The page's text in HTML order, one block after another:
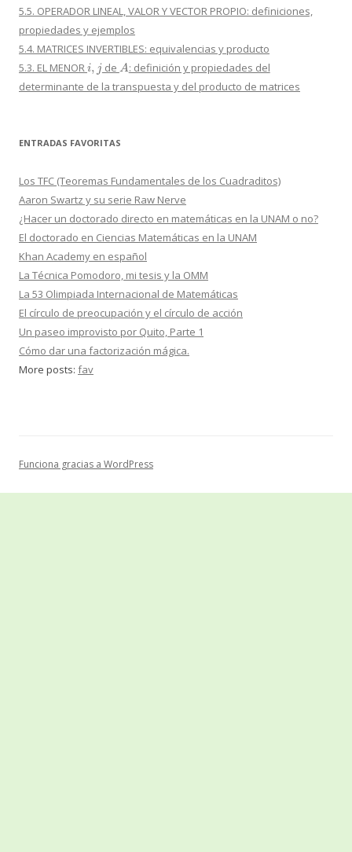
5.5. OPERADOR LINEAL, VALOR Y VECTOR PROPIO: definiciones,
propiedades y ejemplos
5.4. MATRICES INVERTIBLES: equivalencias y producto
5.3. EL MENORi,j de A: definición y propiedades del
determinante de la transpuesta y del producto de matrices
ENTRADAS FAVORITAS
Los TFC (Teoremas Fundamentales de los Cuadraditos)
Aaron Swartz y su serie Raw Nerve
¿Hacer un doctorado directo en matemáticas en la UNAM o no?
El doctorado en Ciencias Matemáticas en la UNAM
Khan Academy en español
La Técnica Pomodoro, mi tesis y la OMM
La 53 Olimpiada Internacional de Matemáticas
El círculo de preocupación y el círculo de acción
Un paseo improvisto por Quito, Parte 1
Cómo dar una factorización mágica.
More posts: fav
Funciona gracias a WordPress